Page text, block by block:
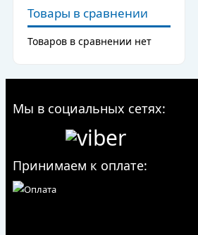
Товары в сравнении
Товаров в сравнении нет
Мы в социальных сетях:
Принимаем к оплате: